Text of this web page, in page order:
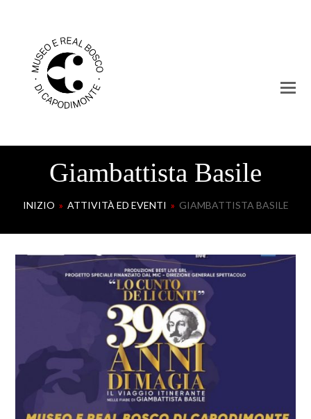
Giambattista Basile
INIZIO » ATTIVITÀ ED EVENTI » GIAMBATTISTA BASILE